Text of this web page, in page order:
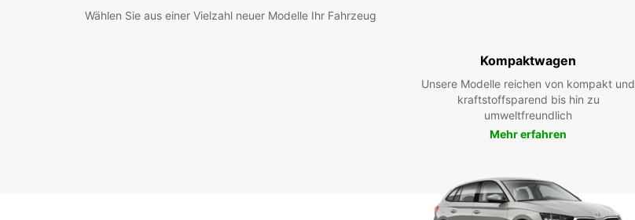
Wählen Sie aus einer Vielzahl neuer Modelle Ihr Fahrzeug
Kompaktwagen
Unsere Modelle reichen von kompakt und
kraftstoffsparend bis hin zu
umweltfreundlich
Mehr erfahren